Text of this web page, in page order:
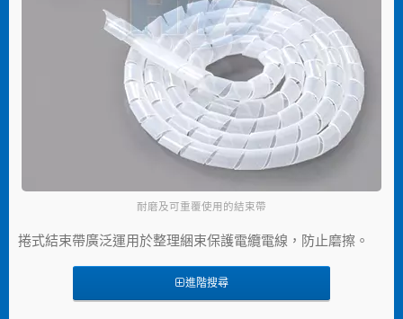
耐磨及可重覆使用的結束帶
捲式結束帶廣泛運用於整理綑束保護電纜電線，防止磨擦。
進階搜尋